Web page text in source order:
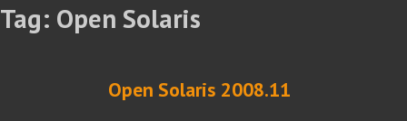
Tag: Open Solaris
Open Solaris 2008.11